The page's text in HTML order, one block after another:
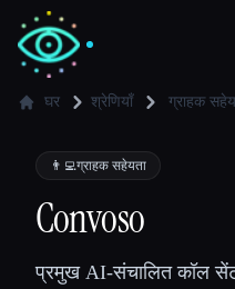
✍️लेखक
💻
घर श्रेणियाँ ग्राहक
👨‍💻ग्राहक सहेयता
Convoso
प्रमुख AI-संचालित कॉल